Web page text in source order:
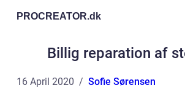
PROCREATOR.dk
Billig reparation af
16 April 2020 Sofie Sørensen